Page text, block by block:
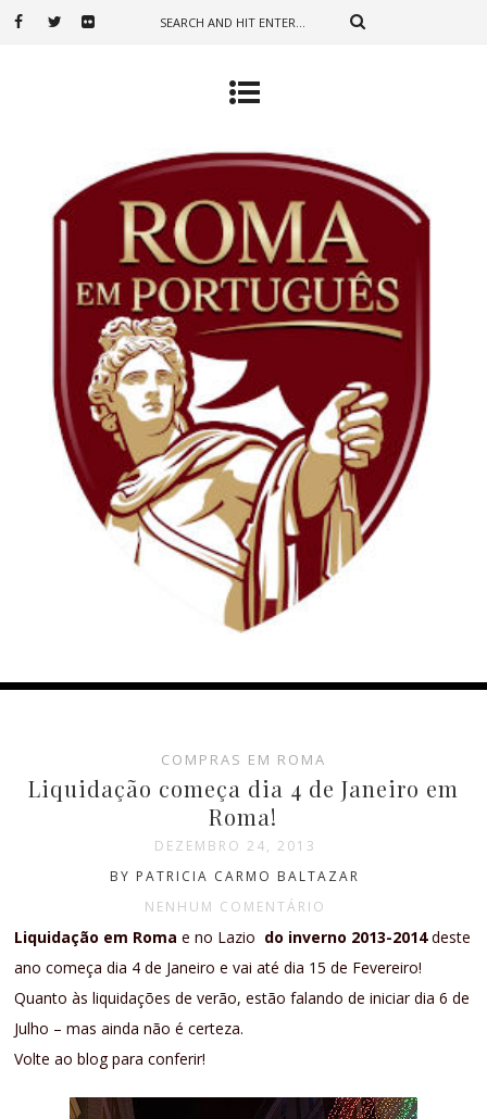
COMPRAS EM ROMA
Liquidação começa dia 4 de Janeiro em
Roma!
DEZEMBRO 24, 2013
BY PATRICIA CARMO BALTAZAR
NENHUM COMENTÁRIO
Liquidação em Roma e no Lazio do inverno 2013-2014deste
ano começa dia 4 de Janeiro e vai até dia 15 de Fevereiro!
Quanto às liquidações de verão, estão falando de iniciar dia 6 de
Julho – mas ainda não é certeza.
Volte ao blog para conferir!